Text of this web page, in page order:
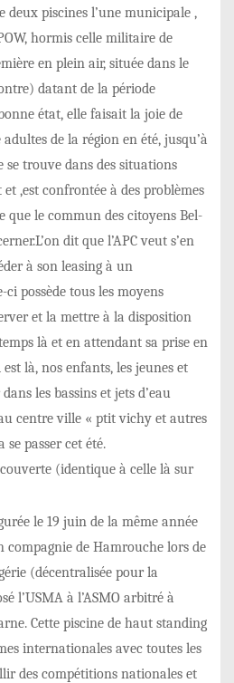
deux piscines l’une municipale ,
hormis celle militaire de
en plein air, située dans le
datant de la période
état, elle faisait la joie de
de la région en été, jusqu’à
se trouve dans des situations
,est confrontée à des problèmes
que le commun des citoyens Bel-
dit que l’APC veut s’en
à son leasing à un
possède tous les moyens
et la mettre à la disposition
là et en attendant sa prise en
là, nos enfants, les jeunes et
les bassins et jets d’eau
centre ville « ptit vichy et autres
passer cet été.
(identique à celle là sur
le 19 juin de la même année
compagnie de Hamrouche lors de
(décentralisée pour la
l’USMA à l’ASMO arbitré à
Cette piscine de haut standing
internationales avec toutes les
des compétitions nationales et